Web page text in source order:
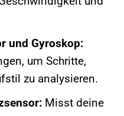
und Gyroskop:
um Schritte,
zu analysieren.
Misst deine